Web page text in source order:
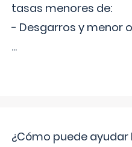
tasas menores de:
- Desgarros y menor
...
¿Cómo puede